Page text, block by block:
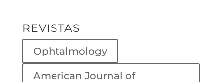
REVISTAS
Ophtalmology
American Journal of